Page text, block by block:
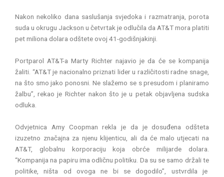
Nakon nekoliko dana saslušanja svjedoka i razmatranja, porota
suda u okrugu Jackson u četvrtak je odlučila da AT&T mora platiti
pet miliona dolara odštete ovoj 41-godišnjakinji.
Portparol AT&T-a Marty Richter najavio je da će se kompanija
žaliti. “AT&T je nacionalno priznati lider u različitosti radne snage,
na što smo jako ponosni. Ne slažemo se s presudom i planiramo
žalbu”, rekao je Richter nakon što je u petak objavljena sudska
odluka.
Odvjetnica Amy Coopman rekla je da je dosuđena odšteta
izuzetno značajna za njenu klijenticu, ali da će malo utjecati na
AT&T, globalnu korporaciju koja obrće milijarde dolara.
“Kompanija na papiru ima odličnu politiku. Da su se samo držali te
politike, ništa od ovoga ne bi se dogodilo”, ustvrdila je